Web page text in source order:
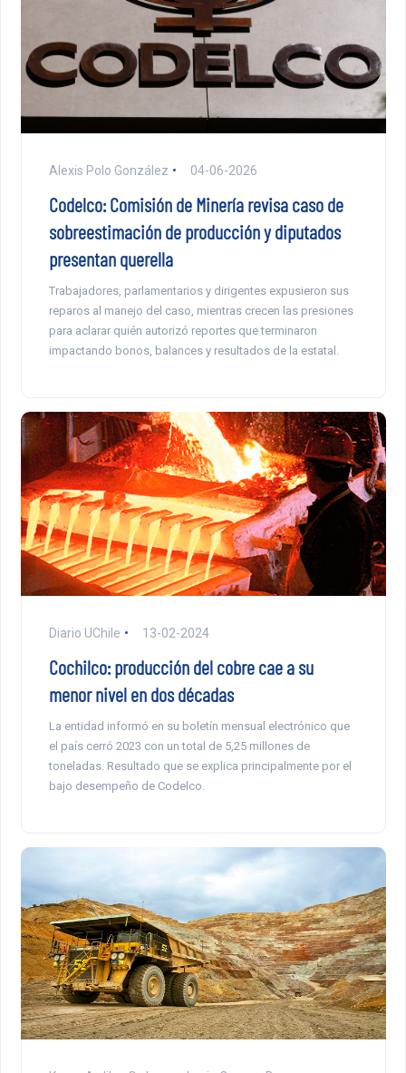
Alexis Polo González 04-06-2026
Codelco: Comisión de Minería revisa caso de
sobreestimación de producción y diputados
presentan querella
Trabajadores, parlamentarios y dirigentes expusieron sus
reparos al manejo del caso, mientras crecen las presiones
para aclarar quién autorizó reportes que terminaron
impactando bonos, balances y resultados de la estatal.
Diario UChile 13-02-2024
Cochilco: producción del cobre cae a su
menor nivel en dos décadas
La entidad informó en su boletín mensual electrónico que
el país cerró 2023 con un total de 5,25 millones de
toneladas. Resultado que se explica principalmente por el
bajo desempeño de Codelco.